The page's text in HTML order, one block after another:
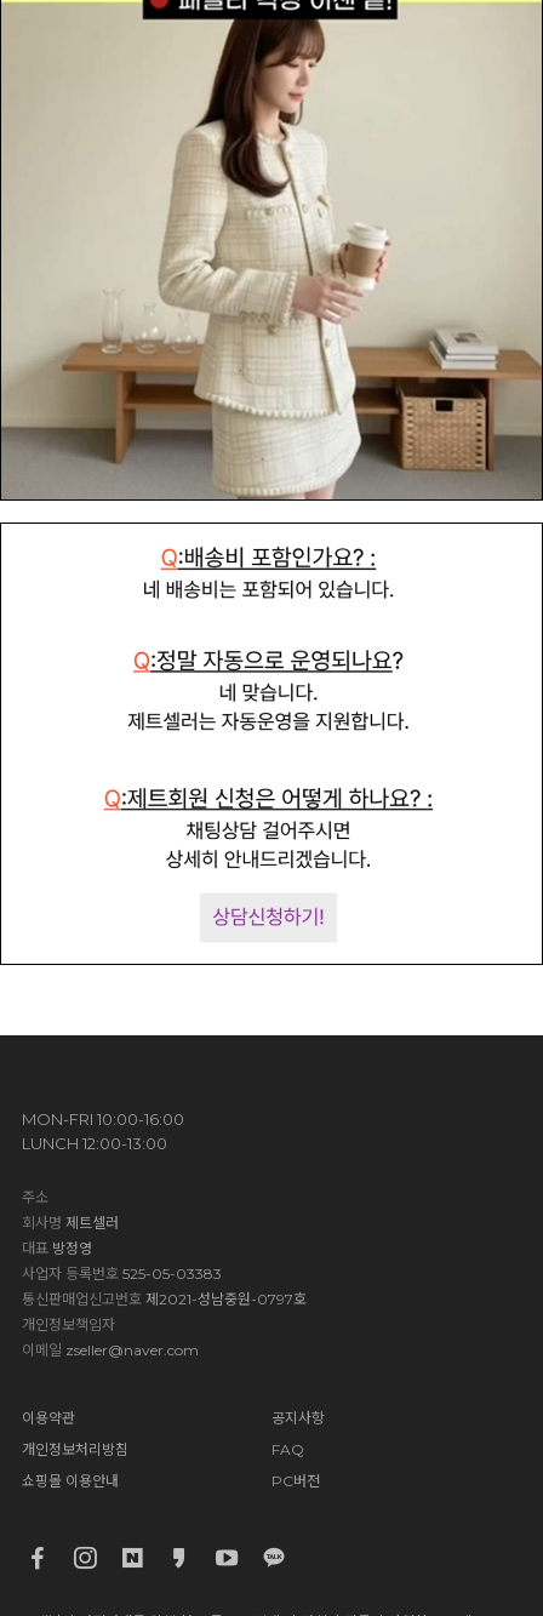
MON-FRI 10:00-16:00
LUNCH 12:00-13:00
주소
회사명 제트셀러
대표방정영
사업자 등록번호 525-05-03383
통신판매업신고번호 제2021-성남중원-0797호
개인정보책임자
이메일 zseller@naver.com
이용약관
개인정보처리방침
쇼핑몰 이용안내
공지사항
FAQ
PC버전